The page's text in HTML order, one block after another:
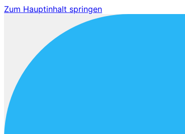
Zum Hauptinhalt springen